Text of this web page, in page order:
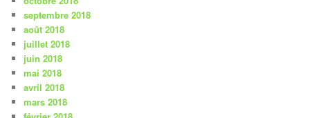
septembre 2018
août 2018
juillet 2018
juin 2018
mai 2018
avril 2018
mars 2018